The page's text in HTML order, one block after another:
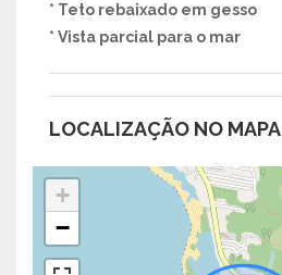
* Teto rebaixado em gesso
* Vista parcial para o mar
LOCALIZAÇÃO NO MAPA
+
−